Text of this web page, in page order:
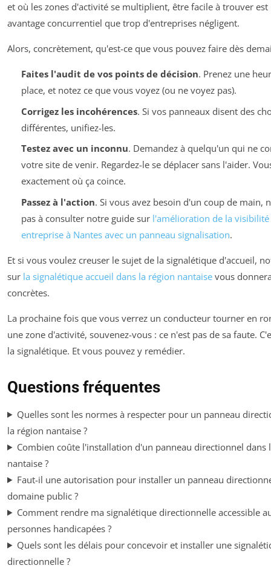
et où les zones d'activité se multiplient, être facile à trouver est
avantage concurrentiel que trop d'entreprises négligent.
Alors, concrètement, qu'est-ce que vous pouvez faire dès
Faites l'audit de vos points de décision. Prenez une
place, et notez ce que vous voyez (ou ne voyez pas).
Corrigez les incohérences. Si vos panneaux disent des
différentes, unifiez-les.
Testez avec un inconnu. Demandez à quelqu'un qui ne
votre site de venir. Regardez-le se déplacer sans l'aider.
exactement où ça coince.
Passez à l'action. Si vous avez besoin d'un coup de main,
pas à consulter notre guide sur l'amélioration de la
entreprise à Nantes avec un panneau signalisation.
Et si vous voulez creuser le sujet de la signalétique d'accueil,
sur la signalétique accueil dans la région nantaise vous
concrètes.
La prochaine fois que vous verrez un conducteur tourner en
une zone d'activité, souvenez-vous : ce n'est pas de sa faute.
la signalétique. Et vous pouvez y remédier.
Questions fréquentes
Quelles sont les normes à respecter pour un panneau
la région nantaise ?
Combien coûte l'installation d'un panneau directionnel dans
nantaise ?
Faut-il une autorisation pour installer un panneau
domaine public ?
Comment rendre ma signalétique directionnelle accessible
personnes handicapées ?
Quels sont les délais pour concevoir et installer une
directionnelle ?